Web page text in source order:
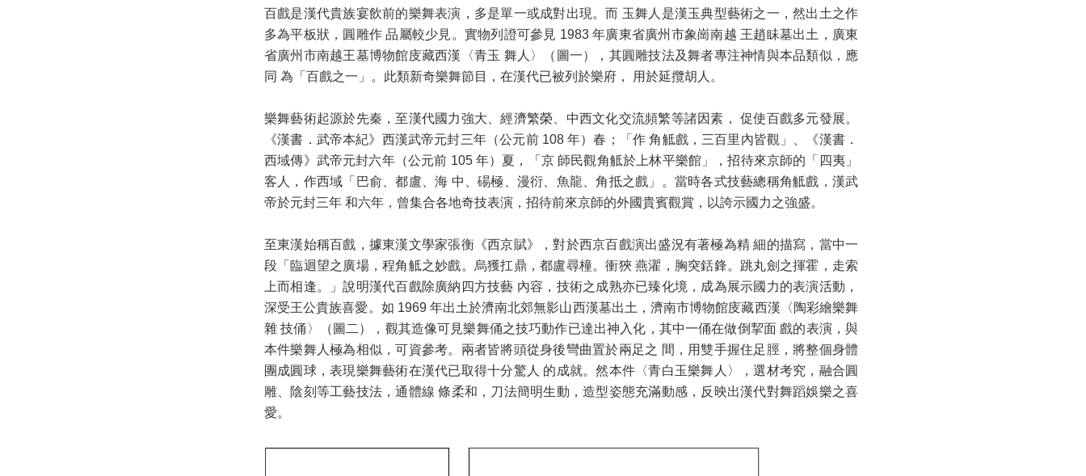
百戲是漢代貴族宴飲前的樂舞表演，多是單一或成對出現。而 玉舞人是漢玉典型藝術之一，然出土之作
多為平板狀，圓雕作 品屬較少見。實物列證可參見 1983 年廣東省廣州市象崗南越 王趙眛墓出土，廣東
省廣州市南越王墓博物館庋藏西漢〈青玉 舞人〉（圖一），其圓雕技法及舞者專注神情與本品類似，應
同 為「百戲之一」。此類新奇樂舞節目，在漢代已被列於樂府， 用於延攬胡人。
樂舞藝術起源於先秦，至漢代國力強大、經濟繁榮、中西文化交流頻繁等諸因素， 促使百戲多元發展。
《漢書．武帝本紀》西漢武帝元封三年（公元前 108 年）春；「作 角觝戲，三百里內皆觀」、《漢書．
西域傳》武帝元封六年（公元前 105 年）夏，「京 師民觀角觝於上林平樂館」，招待來京師的「四夷」
客人，作西域「巴俞、都盧、海 中、碭極、漫衍、魚龍、角抵之戲」。當時各式技藝總稱角觝戲，漢武
帝於元封三年 和六年，曾集合各地奇技表演，招待前來京師的外國貴賓觀賞，以誇示國力之強盛。
至東漢始稱百戲，據東漢文學家張衡《西京賦》，對於西京百戲演出盛況有著極為精 細的描寫，當中一
段「臨迴望之廣場，程角觝之妙戲。烏獲扛鼎，都盧尋橦。衝狹 燕濯，胸突銛鋒。跳丸劍之揮霍，走索
上而相逢。」說明漢代百戲除廣納四方技藝 內容，技術之成熟亦已臻化境，成為展示國力的表演活動，
深受王公貴族喜愛。如 1969 年出土於濟南北郊無影山西漢墓出土，濟南市博物館庋藏西漢〈陶彩繪樂舞
雜 技俑〉（圖二），觀其造像可見樂舞俑之技巧動作已達出神入化，其中一俑在做倒挈面 戲的表演，與
本件樂舞人極為相似，可資參考。兩者皆將頭從身後彎曲置於兩足之 間，用雙手握住足脛，將整個身體
團成圓球，表現樂舞藝術在漢代已取得十分驚人 的成就。然本件〈青白玉樂舞人〉，選材考究，融合圓
雕、陰刻等工藝技法，通體線 條柔和，刀法簡明生動，造型姿態充滿動感，反映出漢代對舞蹈娛樂之喜
愛。